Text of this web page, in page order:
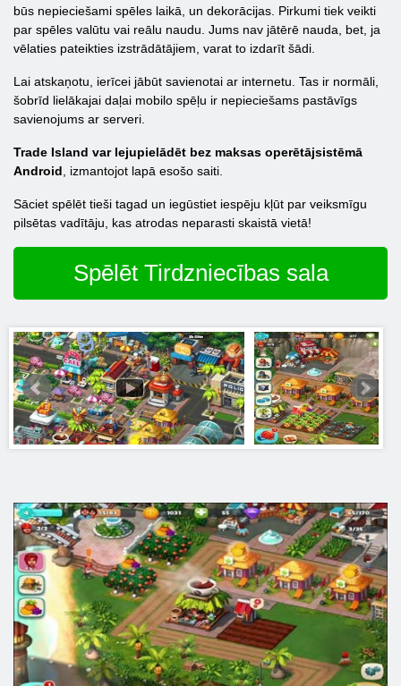
būs nepieciešami spēles laikā, un dekorācijas. Pirkumi tiek veikti
par spēles valūtu vai reālu naudu. Jums nav jātērē nauda, bet, ja
vēlaties pateikties izstrādātājiem, varat to izdarīt šādi.
Lai atskaņotu, ierīcei jābūt savienotai ar internetu. Tas ir normāli,
šobrīd lielākajai daļai mobilo spēļu ir nepieciešams pastāvīgs
savienojums ar serveri.
Trade Island var lejupielādēt bez maksas operētājsistēmā
Android , izmantojot lapā esošo saiti.
Sāciet spēlēt tieši tagad un iegūstiet iespēju kļūt par veiksmīgu
pilsētas vadītāju, kas atrodas neparasti skaistā vietā!
Spēlēt Tirdzniecības sala